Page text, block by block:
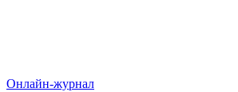
Онлайн-журнал